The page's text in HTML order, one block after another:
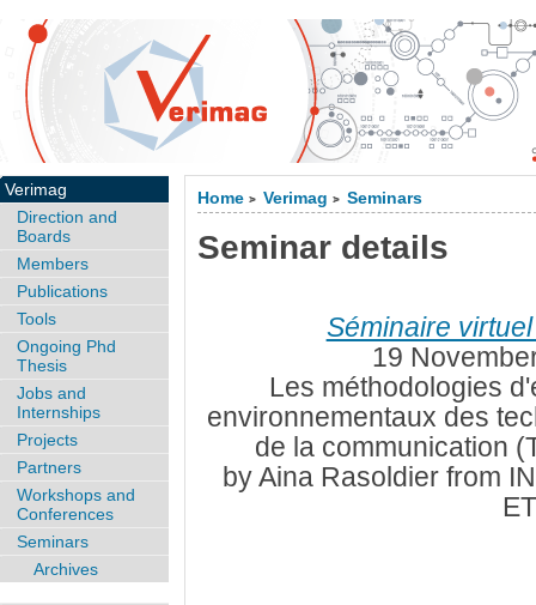
Home > Verimag > Seminars
Seminar details
Séminaire
19
Les méthodologies
environnementaux des
de la communication
by Aina Rasoldier from
Verimag
Direction and
Boards
Members
Publications
Tools
Ongoing Phd
Thesis
Jobs and
Internships
Projects
Partners
Workshops and
Conferences
Seminars
Archives